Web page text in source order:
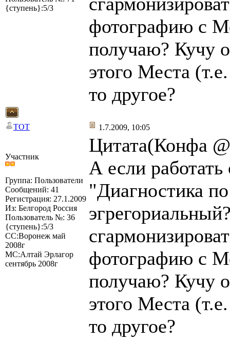
{ступень}:5/3
фотографию с
получаю? Кучу
этого Места
то другое?
TOT 1.7.2009, 10:05
Участник
Группа: Пользователи
Сообщений: 41
Регистрация: 27.1.2009
Из: Белгород Россия
Пользователь №: 36
{ступень}:5/3
СС:Воронеж май
2008г
МС:Алтай Эрлагор
сентябрь 2008г
Цитата(Конфа
А если
"Диагностика
фотографию с
получаю? Кучу
этого Места
то другое?